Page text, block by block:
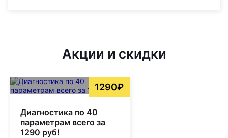
Акции и скидки
1290₽
Диагностика по 40
параметрам всего за
1290 руб!